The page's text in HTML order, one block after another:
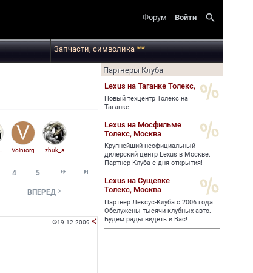
Форум Войти search
Запчасти, символикаnew
Vointorg zhuk_a
4 5  
ВПЕРЕД 
19-12-2009 
Партнеры Клуба
Lexus на Таганке Толекс,
Новый техцентр Толекс на
Таганке
Lexus на Мосфильме
Толекс, Москва
Крупнейший неофициальный
дилерский центр Lexus в Москве.
Партнер Клуба с дня открытия!
Lexus на Сущевке
Толекс, Москва
Партнер Лексус-Клуба с 2006 года.
Обслужены тысячи клубных авто.
Будем рады видеть и Вас!